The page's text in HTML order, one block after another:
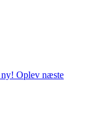
ny! Oplev næste